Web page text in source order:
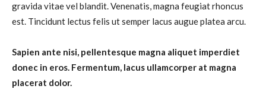
gravida vitae vel blandit. Venenatis, magna feugiat rhoncus
est. Tincidunt lectus felis ut semper lacus augue platea arcu.
Sapien ante nisi, pellentesque magna aliquet imperdiet
donec in eros. Fermentum, lacus ullamcorper at magna
placerat dolor.